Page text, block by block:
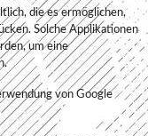
die es ermöglichen,
Solche Applikationen
um eine
von Google